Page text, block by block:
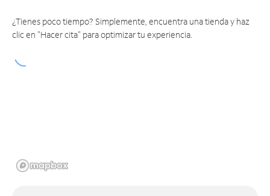
¿Tienes poco tiempo? Simplemente, encuentra una tienda y haz
clic en "Hacer cita" para optimizar tu experiencia.